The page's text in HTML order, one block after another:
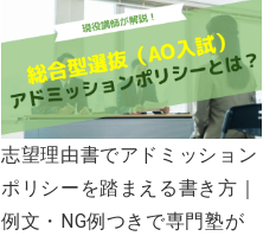
志望理由書でアドミッション
ポリシーを踏まえる書き方｜
例文・NG例つきで専門塾が